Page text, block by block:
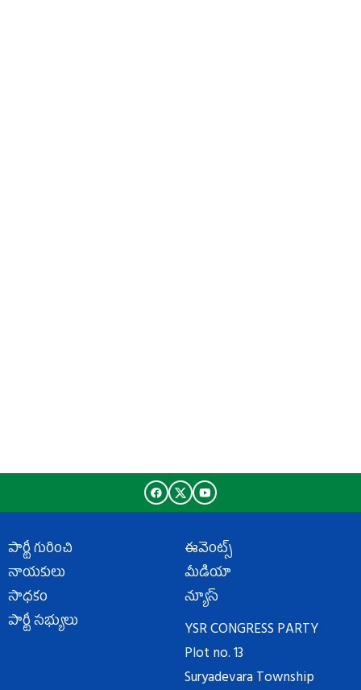
పార్టీ గురించి
నాయకులు
సాధకం
పార్టీ సభ్యులు
ఈవెంట్స్
మీడియా
న్యూస్
YSR CONGRESS PARTY
Plot no. 13
Suryadevara Township